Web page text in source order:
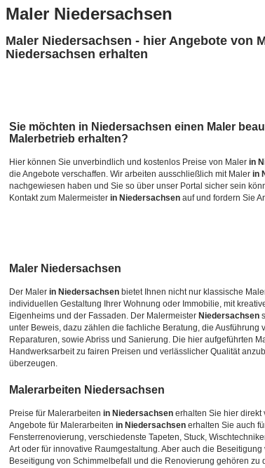
Maler Niedersachsen
Maler Niedersachsen - hier Angebote von
Niedersachsen erhalten
Sie möchten in Niedersachsen einen Maler
Malerbetrieb erhalten?
Hier können Sie unverbindlich und kostenlos Preise von Maler in
die Angebote verschaffen. Wir arbeiten ausschließlich mit Maler in
nachgewiesen haben und Sie so über unser Portal sicher sein
Kontakt zum Malermeister in Niedersachsen auf und fordern Sie
Maler Niedersachsen
Der Maler in Niedersachsen bietet Ihnen nicht nur klassische
individuellen Gestaltung Ihrer Wohnung oder Immobilie, mit
Eigenheims und der Fassaden. Der Malermeister Niedersachsen
unter Beweis, dazu zählen die fachliche Beratung, die
Reparaturen, sowie Abriss und Sanierung. Die hier aufgeführten
Handwerksarbeit zu fairen Preisen und verlässlicher Qualität
überzeugen.
Malerarbeiten Niedersachsen
Preise für Malerarbeiten in Niedersachsen erhalten Sie hier
Angebote für Malerarbeiten in Niedersachsen erhalten Sie auch
Fensterrenovierung, verschiedenste Tapeten, Stuck,
Art oder für innovative Raumgestaltung. Aber auch die
Beseitigung von Schimmelbefall und die Renovierung gehören